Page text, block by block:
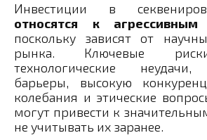
Инвестиции в
относятся к
поскольку зависят от
рынка. Ключевые
технологические неудачи,
барьеры, высокую
колебания и этические
могут привести к
не учитывать их заранее.